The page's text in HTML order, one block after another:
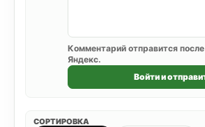
Комментарий отправится
Яндекс.
Войти и
СОРТИРОВКА